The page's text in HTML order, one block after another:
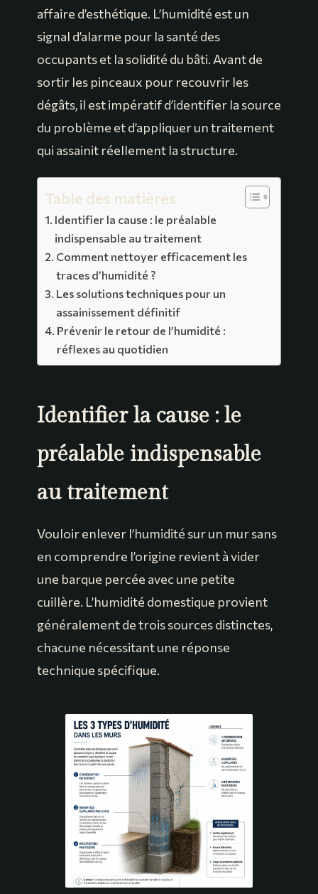
affaire d’esthétique. L’humidité est un
signal d’alarme pour la santé des
occupants et la solidité du bâti. Avant de
sortir les pinceaux pour recouvrir les
dégâts, il est impératif d’identifier la source
du problème et d’appliquer un traitement
qui assainit réellement la structure.
Table des matières
Identifier la cause : le préalable
indispensable au traitement
Comment nettoyer efficacement les
traces d’humidité ?
Les solutions techniques pour un
assainissement définitif
Prévenir le retour de l’humidité :
réflexes au quotidien
Identifier la cause : le
préalable indispensable
au traitement
Vouloir enlever l’humidité sur un mur sans
en comprendre l’origine revient à vider
une barque percée avec une petite
cuillère. L’humidité domestique provient
généralement de trois sources distinctes,
chacune nécessitant une réponse
technique spécifique.